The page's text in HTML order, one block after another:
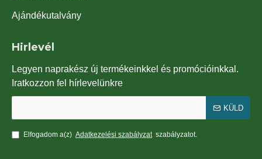
Ajándékutalvány
Hirlevél
Legyen naprakész új termékeinkkel és promócióinkkal.
Iratkozzon fel hírlevelünkre
KÜLD
Elfogadom a(z) Adatkezelési szabályzat szabályzatot.